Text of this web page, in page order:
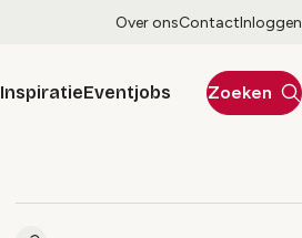
Over onsContactInloggen
InspiratieEventjobs Zoeken